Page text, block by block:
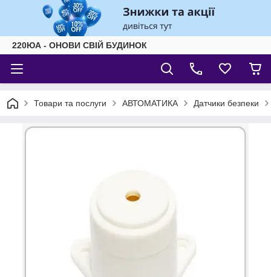
220ЮА - ОНОВИ СВІЙ БУДИНОК
Товари та послуги АВТОМАТИКА Датчики безпеки